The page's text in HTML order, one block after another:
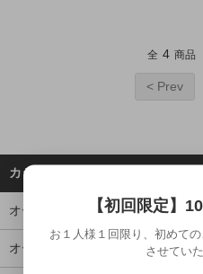
全 4 商品
< Prev
カテゴリーから探す
オーガニック フード
オーガニック ドリンク
【初回限定】
お１人様１回限り、初めて
させてい